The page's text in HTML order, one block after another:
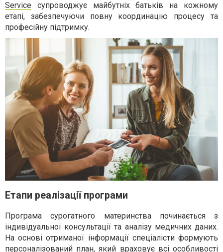
Service супроводжує майбутніх батьків на кожному
етапі, забезпечуючи повну координацію процесу та
професійну підтримку.
Етапи реалізації програми
Програма сурогатного материнства починається з
індивідуальної консультації та аналізу медичних даних.
На основі отриманої інформації спеціалісти формують
персоналізований план, який враховує всі особливості